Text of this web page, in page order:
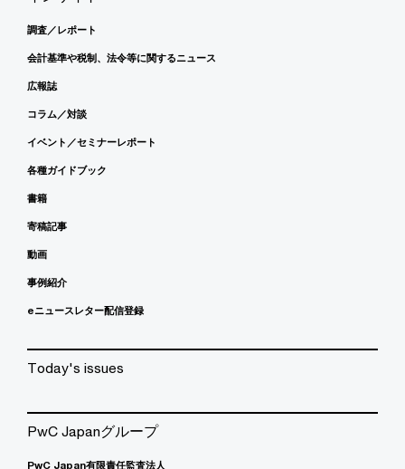
調査／レポート
会計基準や税制、法令等に関するニュース
広報誌
コラム／対談
イベント／セミナーレポート
各種ガイドブック
書籍
寄稿記事
動画
事例紹介
eニュースレター配信登録
Today's issues
PwC Japanグループ
PwC Japan有限責任監査法人